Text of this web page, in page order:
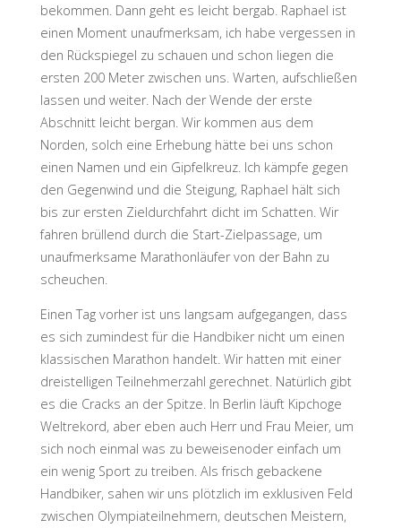
bekommen. Dann geht es leicht bergab. Raphael ist
einen Moment unaufmerksam, ich habe vergessen in
den Rückspiegel zu schauen und schon liegen die
ersten 200 Meter zwischen uns. Warten, aufschließen
lassen und weiter. Nach der Wende der erste
Abschnitt leicht bergan. Wir kommen aus dem
Norden, solch eine Erhebung hätte bei uns schon
einen Namen und ein Gipfelkreuz. Ich kämpfe gegen
den Gegenwind und die Steigung, Raphael hält sich
bis zur ersten Zieldurchfahrt dicht im Schatten. Wir
fahren brüllend durch die Start-Zielpassage, um
unaufmerksame Marathonläufer von der Bahn zu
scheuchen.
Einen Tag vorher ist uns langsam aufgegangen, dass
es sich zumindest für die Handbiker nicht um einen
klassischen Marathon handelt. Wir hatten mit einer
dreistelligen Teilnehmerzahl gerechnet. Natürlich gibt
es die Cracks an der Spitze. In Berlin läuft Kipchoge
Weltrekord, aber eben auch Herr und Frau Meier, um
sich noch einmal was zu beweisenoder einfach um
ein wenig Sport zu treiben. Als frisch gebackene
Handbiker, sahen wir uns plötzlich im exklusiven Feld
zwischen Olympiateilnehmern, deutschen Meistern,